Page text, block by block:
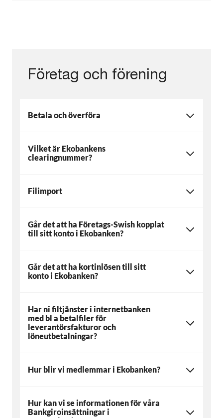
Företag och förening
Betala och överföra
Vilket är Ekobankens
clearingnummer?
Filimport
Går det att ha Företags-Swish kopplat
till sitt konto i Ekobanken?
Går det att ha kortinlösen till sitt
konto i Ekobanken?
Har ni filtjänster i internetbanken
med bl a betalfiler för
leverantörsfakturor och
löneutbetalningar?
Hur blir vi medlemmar i Ekobanken?
Hur kan vi se informationen för våra
Bankgiroinsättningar i